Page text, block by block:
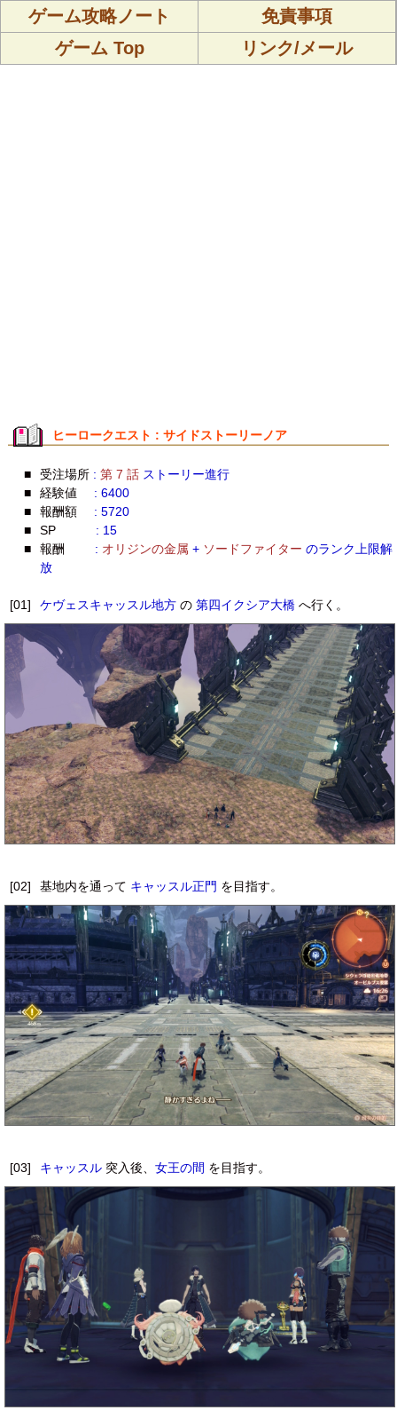
ゲーム攻略ノート
免責事項
ゲーム Top
リンク/メール
ヒーロークエスト : サイドストーリーノア
■ 受注場所 : 第 7 話ストーリー進行
■
経験値
: 6400
■
報酬額
: 5720
■
SP
: 15
■
報酬 : オリジンの金属 + ソードファイター のランク上限解
放
[01] ケヴェスキャッスル地方の 第四イクシア大橋へ行く。
[02] 基地内を通って キャッスル正門 を目指す。
[03] キャッスル突入後、 女王の間 を目指す。